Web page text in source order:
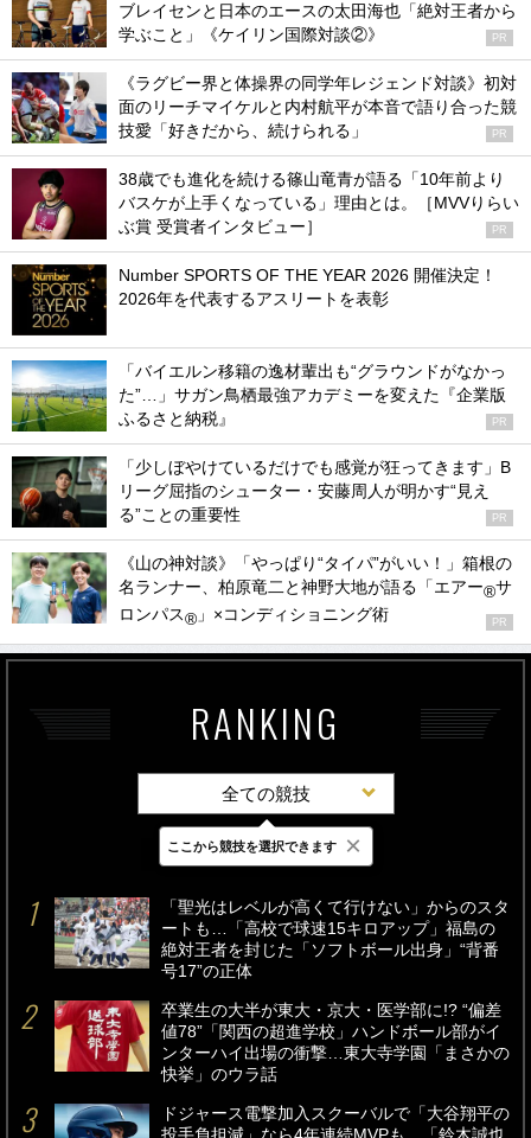
ブレイセンと日本のエースの太田海也「絶対王者から
学ぶこと」《ケイリン国際対談②》
PR
《ラグビー界と体操界の同学年レジェンド対談》初対
面のリーチマイケルと内村航平が本音で語り合った競
技愛「好きだから、続けられる」
PR
38歳でも進化を続ける篠山竜青が語る「10年前より
バスケが上手くなっている」理由とは。［MVVりらい
ぶ賞 受賞者インタビュー］
PR
Number SPORTS OF THE YEAR 2026 開催決定！
2026年を代表するアスリートを表彰
「バイエルン移籍の逸材輩出も“グラウンドがなかっ
た”…」サガン鳥栖最強アカデミーを変えた『企業版
ふるさと納税』
PR
「少しぼやけているだけでも感覚が狂ってきます」B
リーグ屈指のシューター・安藤周人が明かす“見え
る”ことの重要性
PR
《山の神対談》「やっぱり“タイパ”がいい！」箱根の
名ランナー、柏原竜二と神野大地が語る「エアー®サ
ロンパス® 」×コンディショニング術 PR
RANKING
全ての競技
最新 24時間 週間
「聖光はレベルが高くて行けない」からのスタ
ートも…「高校で球速15キロアップ」福島の
絶対王者を封じた「ソフトボール出身」“背番
号17”の正体
卒業生の大半が東大・京大・医学部に!? “偏差
値78”「関西の超進学校」ハンドボール部がイ
ンターハイ出場の衝撃…東大寺学園「まさかの
快挙」のウラ話
ドジャース電撃加入スクーバルで「大谷翔平の
ここから競技を選択できます ×